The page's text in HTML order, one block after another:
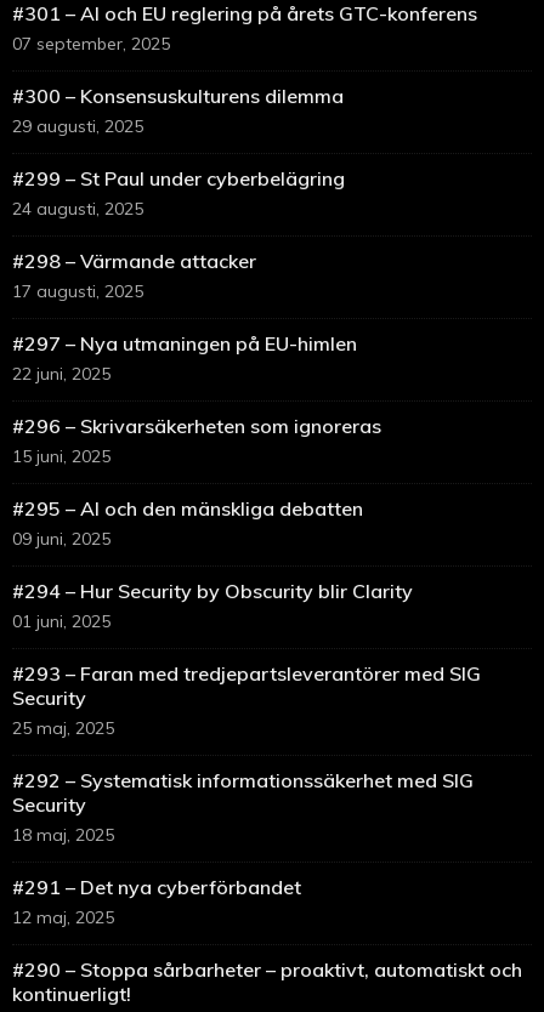
#301 – AI och EU reglering på årets GTC-konferens
07 september, 2025
#300 – Konsensuskulturens dilemma
29 augusti, 2025
#299 – St Paul under cyberbelägring
24 augusti, 2025
#298 – Värmande attacker
17 augusti, 2025
#297 – Nya utmaningen på EU-himlen
22 juni, 2025
#296 – Skrivarsäkerheten som ignoreras
15 juni, 2025
#295 – AI och den mänskliga debatten
09 juni, 2025
#294 – Hur Security by Obscurity blir Clarity
01 juni, 2025
#293 – Faran med tredjepartsleverantörer med SIG
Security
25 maj, 2025
#292 – Systematisk informationssäkerhet med SIG
Security
18 maj, 2025
#291 – Det nya cyberförbandet
12 maj, 2025
#290 – Stoppa sårbarheter – proaktivt, automatiskt och
kontinuerligt!